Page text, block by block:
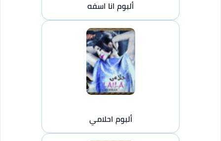
ألبوم انا اسفه
ألبوم احلامي